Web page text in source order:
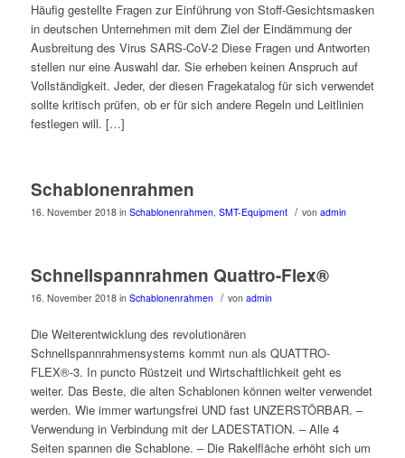
Häufig gestellte Fragen zur Einführung von Stoff-Gesichtsmasken
in deutschen Unternehmen mit dem Ziel der Eindämmung der
Ausbreitung des Virus SARS-CoV-2 Diese Fragen und Antworten
stellen nur eine Auswahl dar. Sie erheben keinen Anspruch auf
Vollständigkeit. Jeder, der diesen Fragekatalog für sich verwendet
sollte kritisch prüfen, ob er für sich andere Regeln und Leitlinien
festlegen will. […]
Schablonenrahmen
16. November 2018 in Schablonenrahmen, SMT-Equipment / von admin
Schnellspannrahmen Quattro-Flex®
16. November 2018 in Schablonenrahmen / von admin
Die Weiterentwicklung des revolutionären
Schnellspannrahmensystems kommt nun als QUATTRO-
FLEX®-3. In puncto Rüstzeit und Wirtschaftlichkeit geht es
weiter. Das Beste, die alten Schablonen können weiter verwendet
werden. Wie immer wartungsfrei UND fast UNZERSTÖRBAR. –
Verwendung in Verbindung mit der LADESTATION. – Alle 4
Seiten spannen die Schablone. – Die Rakelfläche erhöht sich um